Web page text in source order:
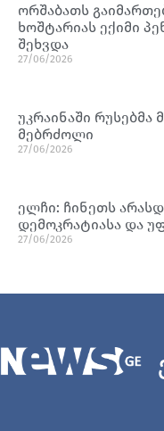
ორშაბათს
ხოშტარიას ექიმი
შეხვდა
27/06/2026
უკრაინაში
მებრძოლი
27/06/2026
ელჩი: ჩინეთს
დემოკრატიასა და
27/06/2026